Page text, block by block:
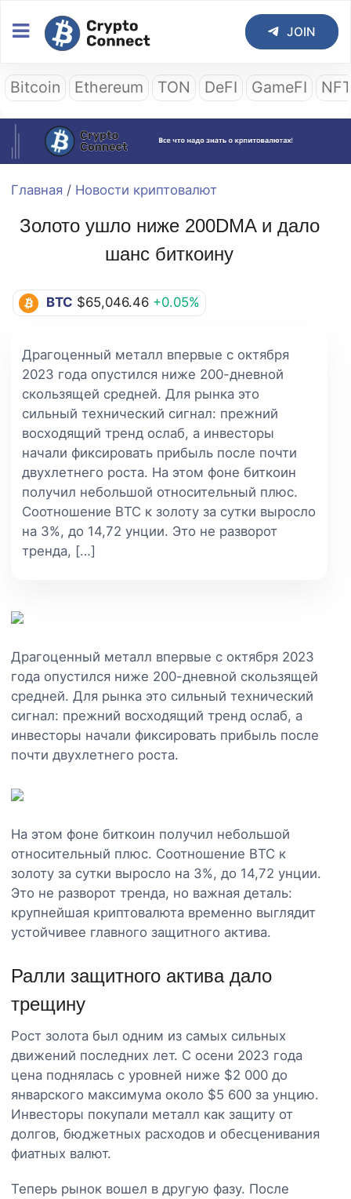
JOIN
Bitcoin Ethereum TON DeFI GameFI
Главная / Новости криптовалют
Золото ушло ниже 200DMA и дало
шанс биткоину
BTC $65,046.46 +0.05%
Драгоценный металл впервые с октября
2023 года опустился ниже 200-дневной
скользящей средней. Для рынка это
сильный технический сигнал: прежний
восходящий тренд ослаб, а инвесторы
начали фиксировать прибыль после почти
двухлетнего роста. На этом фоне биткоин
получил небольшой относительный плюс.
Соотношение BTC к золоту за сутки выросло
на 3%, до 14,72 унции. Это не разворот
тренда, […]
Драгоценный металл впервые с октября 2023
года опустился ниже 200-дневной скользящей
средней. Для рынка это сильный технический
сигнал: прежний восходящий тренд ослаб, а
инвесторы начали фиксировать прибыль после
почти двухлетнего роста.
На этом фоне биткоин получил небольшой
относительный плюс. Соотношение BTC к
золоту за сутки выросло на 3%, до 14,72 унции.
Это не разворот тренда, но важная деталь:
крупнейшая криптовалюта временно выглядит
устойчивее главного защитного актива.
Ралли защитного актива дало
трещину
Рост золота был одним из самых сильных
движений последних лет. С осени 2023 года
цена поднялась с уровней ниже $2 000 до
январского максимума около $5 600 за унцию.
Инвесторы покупали металл как защиту от
долгов, бюджетных расходов и обесценивания
фиатных валют.
Теперь рынок вошел в другую фазу. После